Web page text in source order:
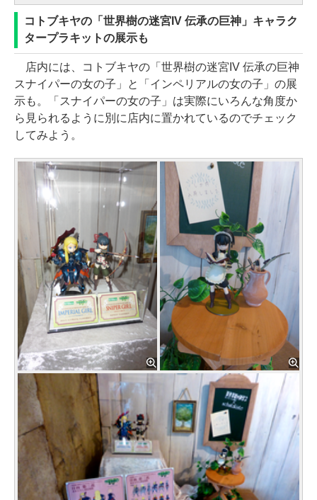
コトブキヤの「世界樹の迷宮IV 伝承の巨神」キャラク
タープラキットの展示も
店内には、コトブキヤの「世界樹の迷宮IV 伝承の巨神
スナイパーの女の子」と「インペリアルの女の子」の展
示も。「スナイパーの女の子」は実際にいろんな角度か
ら見られるように別に店内に置かれているのでチェック
してみよう。